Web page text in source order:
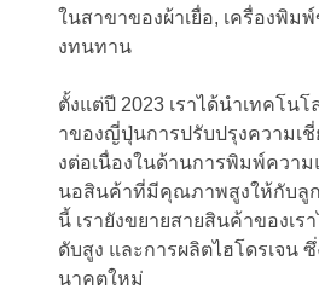
ในสาขาของผ้าเยื่อ, เครื่องพิม
งทนทาน
ตั้งแต่ปี 2023 เราได้นําเทคโน
าของญี่ปุ่นการปรับปรุงความเ
งต่อเนื่องในด้านการพิมพ์ความ
นอสินค้าที่มีคุณภาพสูงให้กับลูก
นี้ เรายังขยายสายสินค้าของเร
ดับสูง และการผลิตไฮโดรเจน ซึ่
นาคตใหม่